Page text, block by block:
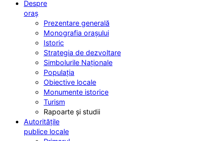
Despre
oraș
Prezentare generală
Monografia orașului
Istoric
Strategia de dezvoltare
Simbolurile Naționale
Populația
Obiective locale
Monumente istorice
Turism
Rapoarte și studii
Autoritățile
publice locale